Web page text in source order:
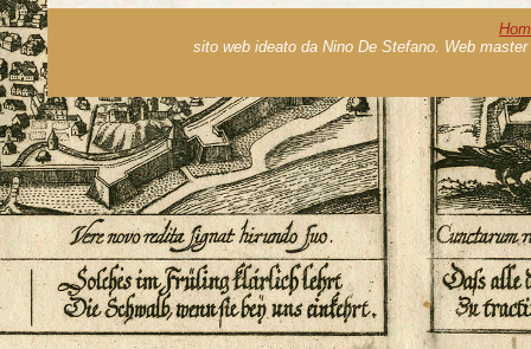
sito web ideato da Nino De Stefano. Web